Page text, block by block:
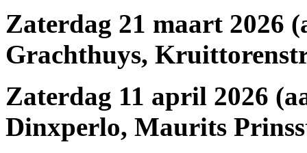
Zaterdag 21 maart 2026
Grachthuys,
Zaterdag 11 april 2026
Dinxperlo, Maurits